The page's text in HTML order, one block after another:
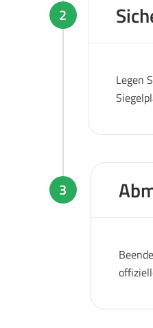
2
Legen
3